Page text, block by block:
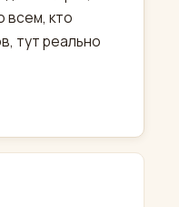
всем, кто
тут реально